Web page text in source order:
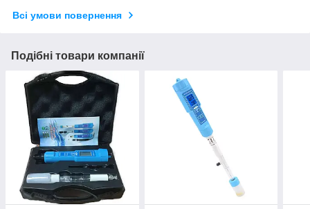
Всі умови повернення
Подібні товари компанії